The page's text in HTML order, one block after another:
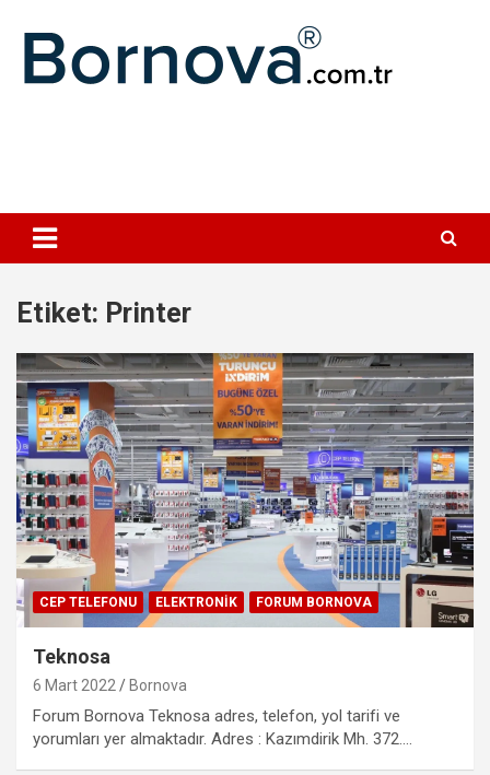
Etiket: Printer
CEP TELEFONU ELEKTRONIK FORUM BORNOVA
Teknosa
6 Mart 2022 Bornova
Forum Bornova Teknosa adres, telefon, yol tarifi ve
yorumları yer almaktadır. Adres : Kazımdirik Mh. 372.…